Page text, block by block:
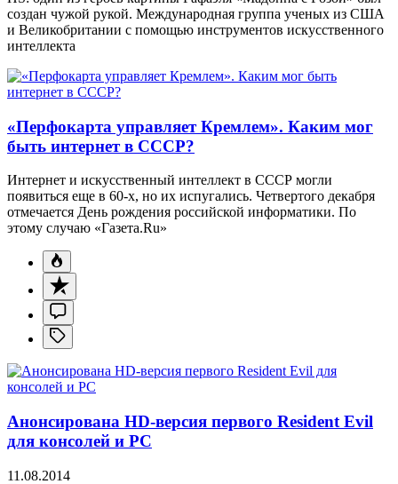
создан чужой рукой. Международная группа ученых из США
и Великобритании с помощью инструментов искусственного
интеллекта
«Перфокарта управляет Кремлем». Каким мог
быть интернет в СССР?
Интернет и искусственный интеллект в СССР могли
появиться еще в 60-х, но их испугались. Четвертого декабря
отмечается День рождения российской информатики. По
этому случаю «Газета.Ru»
Анонсирована HD-версия первого Resident Evil
для консолей и PC
11.08.2014